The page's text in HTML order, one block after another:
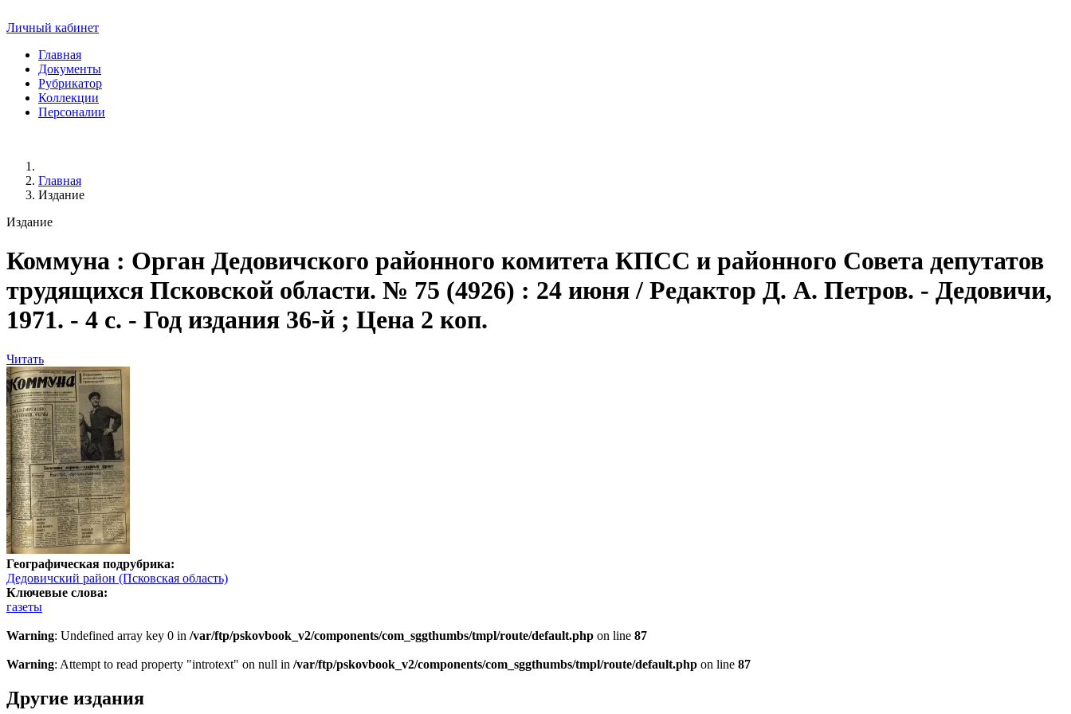
Личный кабинет
Главная
Документы
Рубрикатор
Коллекции
Персоналии
Главная
Издание
Издание
Коммуна : Орган Дедовичского районного комитета КПСС и районного Совета депутатов
трудящихся Псковской области. № 75 (4926) : 24 июня / Редактор Д. А. Петров. - Дедовичи,
1971. - 4 с. - Год издания 36-й ; Цена 2 коп.
Читать
Географическая подрубрика:
Дедовичский район (Псковская область)
Ключевые слова:
газеты
Warning: Undefined array key 0 in /var/ftp/pskovbook_v2/components/com_sggthumbs/tmpl/route/default.php on line 87
Warning: Attempt to read property "introtext" on null in /var/ftp/pskovbook_v2/components/com_sggthumbs/tmpl/route/default.php on line 87
Другие издания